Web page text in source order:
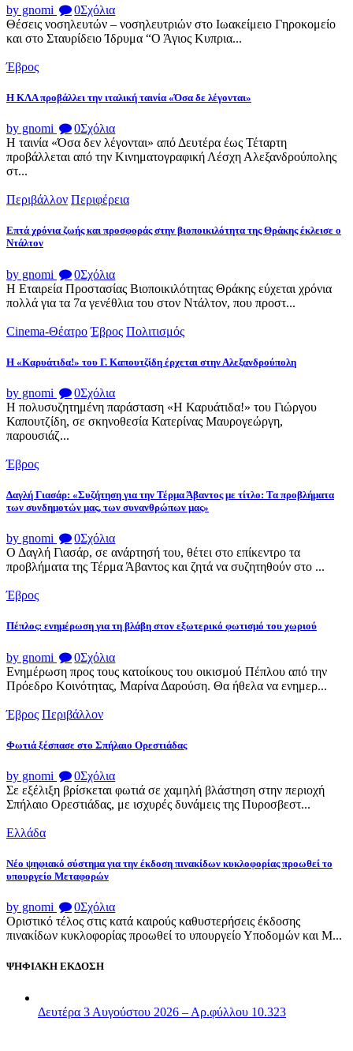
by gnomi 0Σχόλια
Θέσεις νοσηλευτών – νοσηλευτριών στο Ιωακείμειο Γηροκομείο
και στο Σταυρίδειο Ίδρυμα “Ο Άγιος Κυπρια...
Έβρος
Η ΚΛΑ προβάλλει την ιταλική ταινία «Όσα δε λέγονται»
by gnomi 0Σχόλια
Η ταινία «Όσα δεν λέγονται» από Δευτέρα έως Τέταρτη
προβάλλεται από την Κινηματογραφική Λέσχη Αλεξανδρούπολης
στ...
Περιβάλλον Περιφέρεια
Επτά χρόνια ζωής και προσφοράς στην βιοποικιλότητα της Θράκης έκλεισε ο
Ντάλτον
by gnomi 0Σχόλια
Η Εταιρεία Προστασίας Βιοποικιλότητας Θράκης εύχεται χρόνια
πολλά για τα 7α γενέθλια του στον Ντάλτον, που προστ...
Cinema-Θέατρο Έβρος Πολιτισμός
Η «Καρυάτιδα!» του Γ. Καπουτζίδη έρχεται στην Αλεξανδρούπολη
by gnomi 0Σχόλια
Η πολυσυζητημένη παράσταση «Η Καρυάτιδα!» του Γιώργου
Καπουτζίδη, σε σκηνοθεσία Κατερίνας Μαυρογεώργη,
παρουσιάζ...
Έβρος
Δαγλή Γιασάρ: «Συζήτηση για την Τέρμα Άβαντος με τίτλο: Τα προβλήματα
των συνδημοτών μας, των συνανθρώπων μας»
by gnomi 0Σχόλια
Ο Δαγλή Γιασάρ, σε ανάρτησή του, θέτει στο επίκεντρο τα
προβλήματα της Τέρμα Άβαντος και ζητά να συζητηθούν στο ...
Έβρος
Πέπλος: ενημέρωση για τη βλάβη στον εξωτερικό φωτισμό του χωριού
by gnomi 0Σχόλια
Ενημέρωση προς τους κατοίκους του οικισμού Πέπλου από την
Πρόεδρο Κοινότητας, Μαρίνα Δαρούση. Θα ήθελα να ενημερ...
Έβρος Περιβάλλον
Φωτιά ξέσπασε στο Σπήλαιο Ορεστιάδας
by gnomi 0Σχόλια
Σε εξέλιξη βρίσκεται φωτιά σε χαμηλή βλάστηση στην περιοχή
Σπήλαιο Ορεστιάδας, με ισχυρές δυνάμεις της Πυροσβεστ...
Ελλάδα
Νέο ψηφιακό σύστημα για την έκδοση πινακίδων κυκλοφορίας προωθεί το
υπουργείο Μεταφορών
by gnomi 0Σχόλια
Οριστικό τέλος στις κατά καιρούς καθυστερήσεις έκδοσης
πινακίδων κυκλοφορίας προωθεί το υπουργείο Υποδομών και Μ...
ΨΗΦΙΑΚΗ ΕΚΔΟΣΗ
Δευτέρα 3 Αυγούστου 2026 – Αρ.φύλλου 10.323